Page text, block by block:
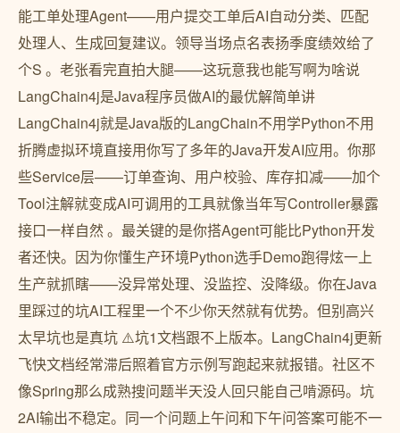
能工单处理Agent——用户提交工单后AI自动分类、匹配
处理人、生成回复建议。领导当场点名表扬季度绩效给了
个S 。老张看完直拍大腿——这玩意我也能写啊为啥说
LangChain4j是Java程序员做AI的最优解简单讲
LangChain4j就是Java版的LangChain不用学Python不用
折腾虚拟环境直接用你写了多年的Java开发AI应用。你那
些Service层——订单查询、用户校验、库存扣减——加个
Tool注解就变成AI可调用的工具就像当年写Controller暴露
接口一样自然 。最关键的是你搭Agent可能比Python开发
者还快。因为你懂生产环境Python选手Demo跑得炫一上
生产就抓瞎——没异常处理、没监控、没降级。你在Java
里踩过的坑AI工程里一个不少你天然就有优势。但别高兴
太早坑也是真坑 ⚠️坑1文档跟不上版本。LangChain4j更新
飞快文档经常滞后照着官方示例写跑起来就报错。社区不
像Spring那么成熟搜问题半天没人回只能自己啃源码。坑
2AI输出不稳定。同一个问题上午问和下午问答案可能不一